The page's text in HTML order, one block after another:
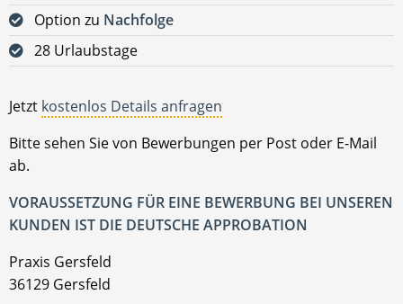
Option zu Nachfolge
28 Urlaubstage
Jetzt kostenlos Details anfragen
Bitte sehen Sie von Bewerbungen per Post oder E-Mail
ab.
VORAUSSETZUNG FÜR EINE BEWERBUNG BEI UNSEREN
KUNDEN IST DIE DEUTSCHE APPROBATION
Praxis Gersfeld
36129 Gersfeld